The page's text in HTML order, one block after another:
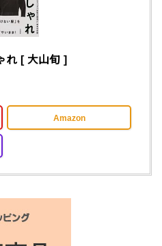
れ [ 大山旬 ]
Amazon